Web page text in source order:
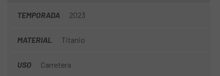
TEMPORADA 2023
MATERIAL Titanio
USO Carretera